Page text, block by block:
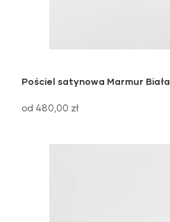
Pościel satynowa Marmur Biała
od 480,00 zł